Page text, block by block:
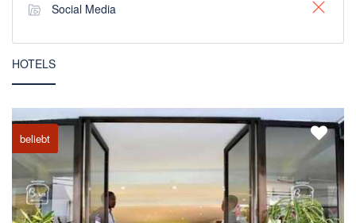
Social Media
HOTELS
beliebt